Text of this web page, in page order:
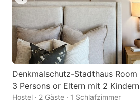
Denkmalschutz-Stadthaus
3 Persons or Eltern mit 2 Kindern
Hostel · 2 Gäste · 1 Schlafzimmer